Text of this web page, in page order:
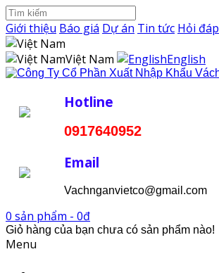
Giới thiệu Báo giá Dự án Tin tức Hỏi đáp
Việt Nam
English
Hotline
0917640952
Email
Vachnganvietco@gmail.com
0 sản phẩm - 0đ
Giỏ hàng của bạn chưa có sản phẩm nào!
Menu